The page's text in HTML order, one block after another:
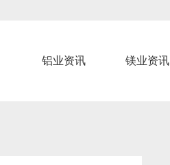
铝业资讯 镁业资讯